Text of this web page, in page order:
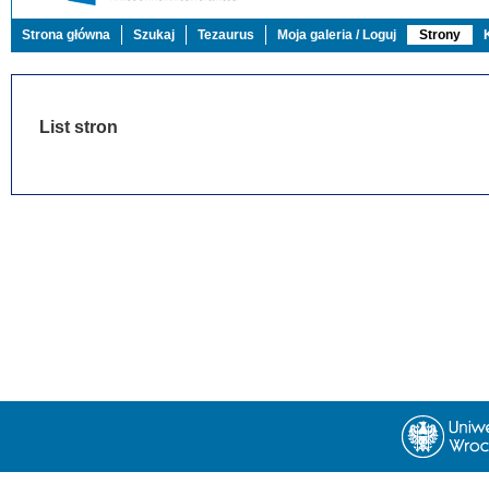
Strona główna Szukaj Tezaurus Moja galeria / Loguj Strony
List stron